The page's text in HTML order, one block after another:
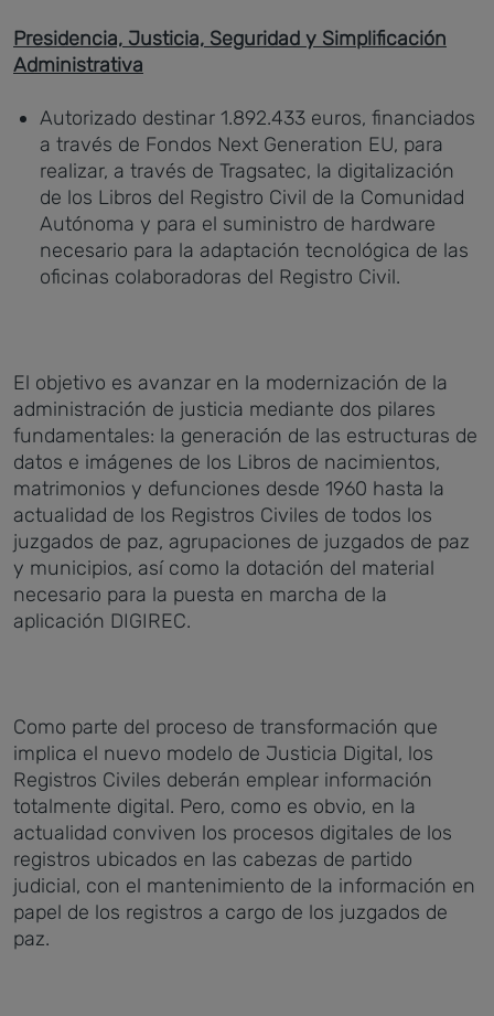
Presidencia, Justicia, Seguridad y Simplificación
Administrativa
Autorizado destinar 1.892.433 euros, financiados
a través de Fondos Next Generation EU, para
realizar, a través de Tragsatec, la digitalización
de los Libros del Registro Civil de la Comunidad
Autónoma y para el suministro de hardware
necesario para la adaptación tecnológica de las
oficinas colaboradoras del Registro Civil.
El objetivo es avanzar en la modernización de la
administración de justicia mediante dos pilares
fundamentales: la generación de las estructuras de
datos e imágenes de los Libros de nacimientos,
matrimonios y defunciones desde 1960 hasta la
actualidad de los Registros Civiles de todos los
juzgados de paz, agrupaciones de juzgados de paz
y municipios, así como la dotación del material
necesario para la puesta en marcha de la
aplicación DIGIREC.
Como parte del proceso de transformación que
implica el nuevo modelo de Justicia Digital, los
Registros Civiles deberán emplear información
totalmente digital. Pero, como es obvio, en la
actualidad conviven los procesos digitales de los
registros ubicados en las cabezas de partido
judicial, con el mantenimiento de la información en
papel de los registros a cargo de los juzgados de
paz.